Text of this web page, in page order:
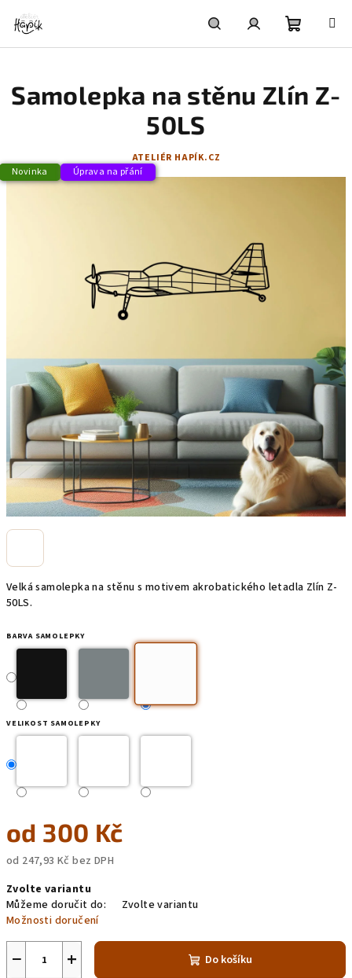
obsah
HledatPřihlášeníNákupní
košík
Velká samolepka na stěnu s motivem akrobatického letadla Zlín Z-
50LS.
BARVA SAMOLEPKY
VELIKOST SAMOLEPKY
od 300 Kč
od 247,93 Kč bez DPH
cena:
Zvolte variantu
Můžeme doručit do:
Zvolte variantu
Možnosti doručení
+
− Do košíku
Samolepka na stěnu Zlín Z-
50LS
ATELIÉR HAPÍK.CZ
Novinka
Úprava na přání